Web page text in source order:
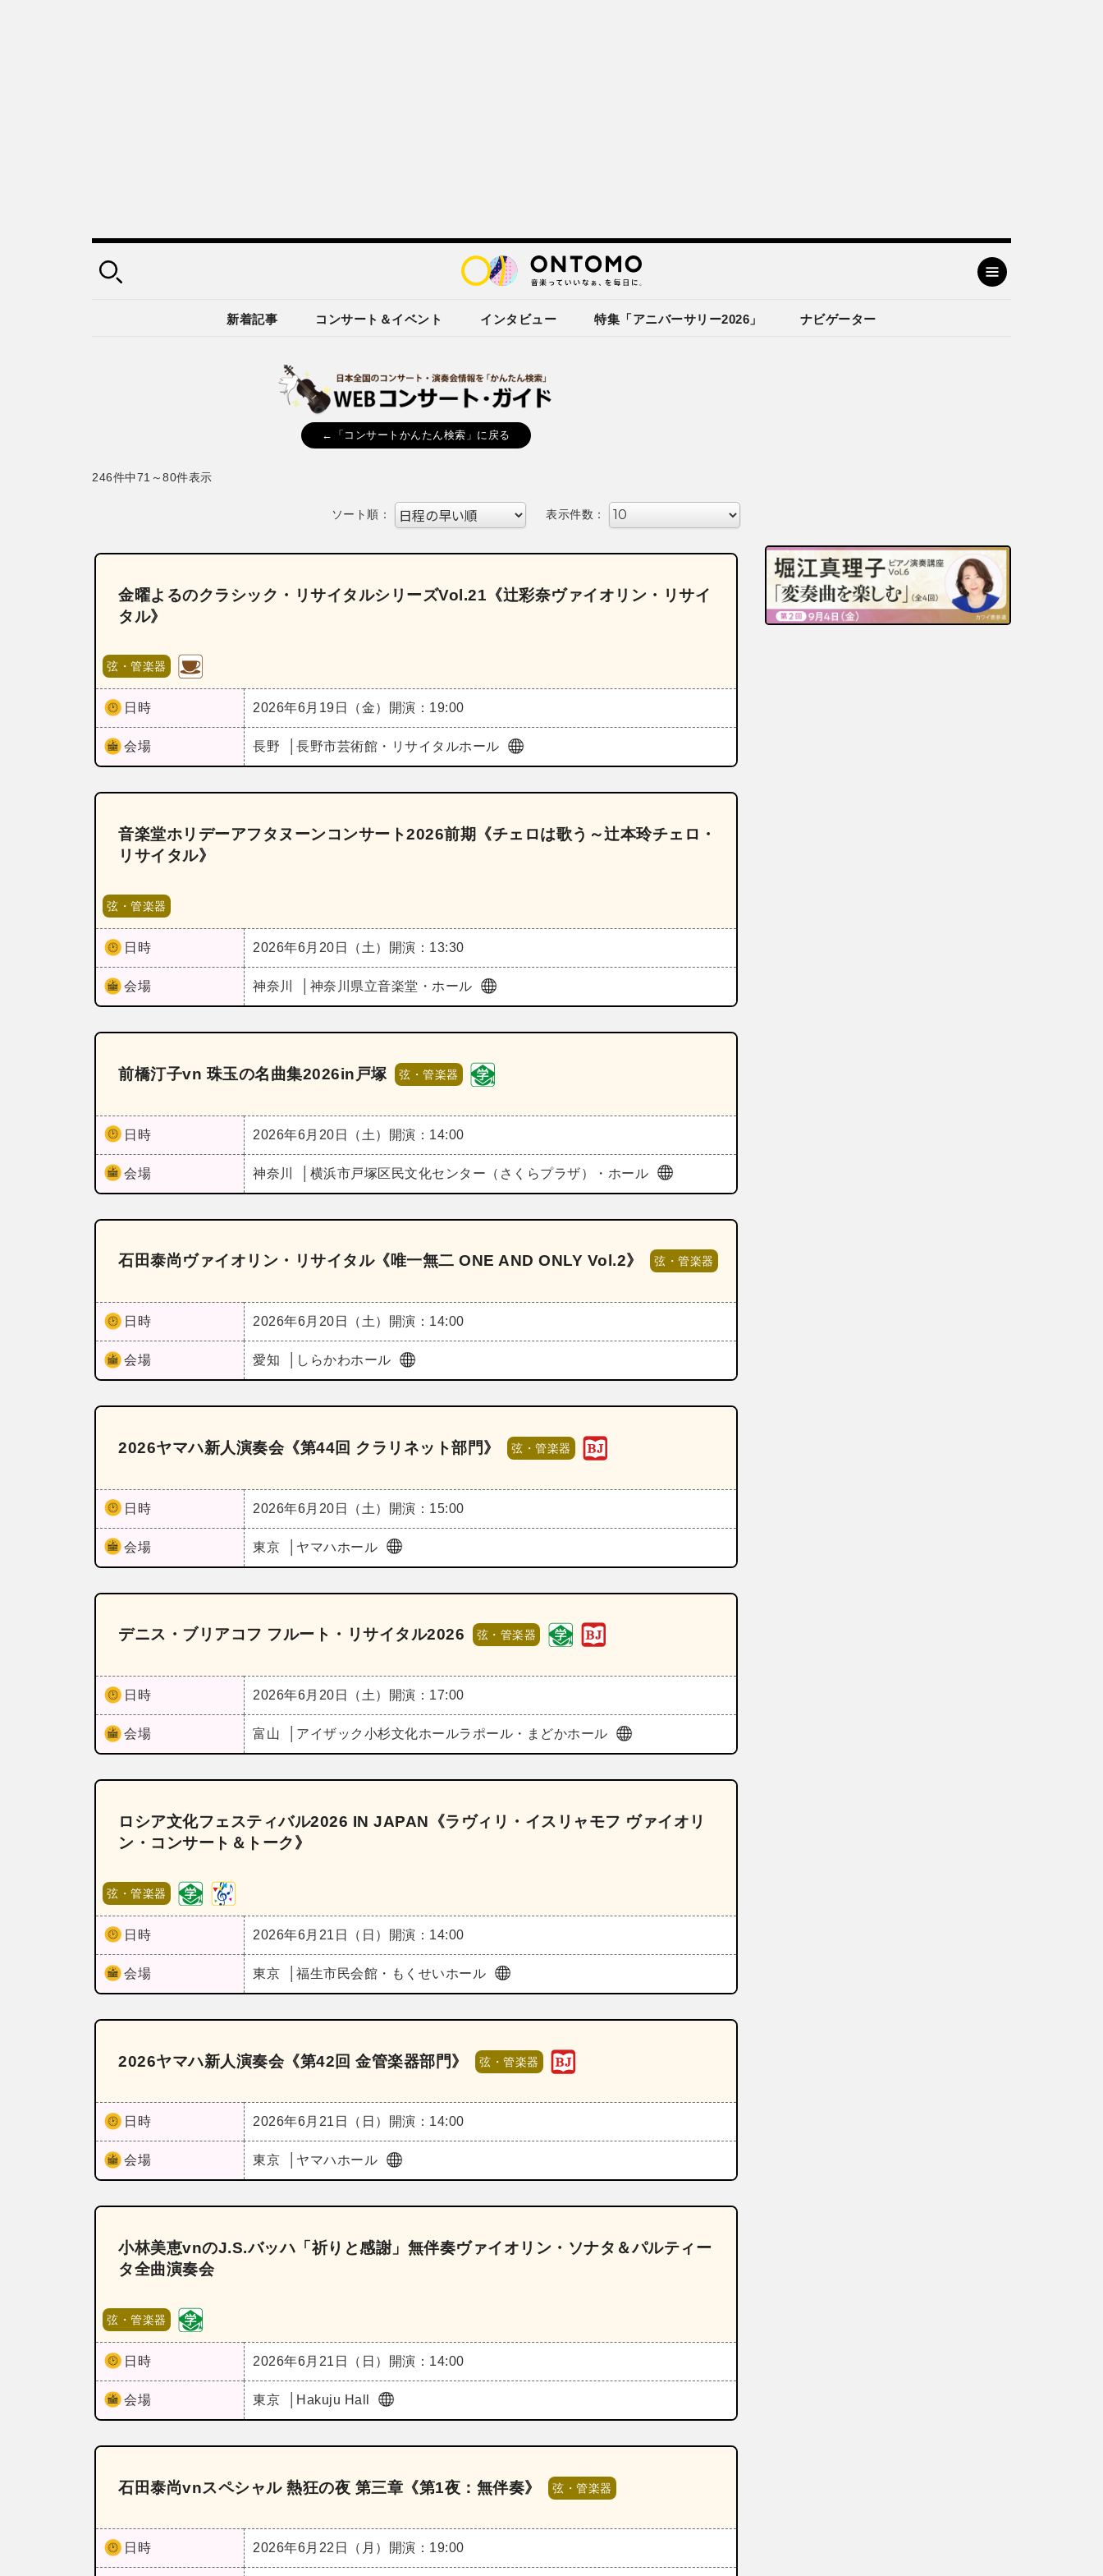
新着記事 コンサート＆イベント インタビュー 特集「アニバーサリー2026」 ナビゲーター
←「コンサートかんたん検索」に戻る
246件中71～80件表示
ソート順： 表示件数：
金曜よるのクラシック・リサイタルシリーズVol.21《辻彩奈ヴァイオリン・リサイ
タル》
弦・管楽器
日時 2026年6月19日（金） 開演：19:00
会場 長野 長野市芸術館・リサイタルホール
音楽堂ホリデーアフタヌーンコンサート2026前期《チェロは歌う～辻本玲チェロ・
リサイタル》
弦・管楽器
日時 2026年6月20日（土） 開演：13:30
会場 神奈川 神奈川県立音楽堂・ホール
前橋汀子vn 珠玉の名曲集2026in戸塚 弦・管楽器
日時 2026年6月20日（土） 開演：14:00
会場 神奈川 横浜市戸塚区民文化センター（さくらプラザ）・ホール
石田泰尚ヴァイオリン・リサイタル《唯一無二 ONE AND ONLY Vol.2》 弦・管楽器
日時 2026年6月20日（土） 開演：14:00
会場 愛知 しらかわホール
2026ヤマハ新人演奏会《第44回 クラリネット部門》 弦・管楽器
日時 2026年6月20日（土） 開演：15:00
会場 東京 ヤマハホール
デニス・ブリアコフ フルート・リサイタル2026 弦・管楽器
日時 2026年6月20日（土） 開演：17:00
会場 富山 アイザック小杉文化ホールラポール・まどかホール
ロシア文化フェスティバル2026 IN JAPAN《ラヴィリ・イスリャモフ ヴァイオリ
ン・コンサート＆トーク》
弦・管楽器
日時 2026年6月21日（日） 開演：14:00
会場 東京 福生市民会館・もくせいホール
2026ヤマハ新人演奏会《第42回 金管楽器部門》 弦・管楽器
日時 2026年6月21日（日） 開演：14:00
会場 東京 ヤマハホール
小林美恵vnのJ.S.バッハ「祈りと感謝」無伴奏ヴァイオリン・ソナタ＆パルティー
タ全曲演奏会
弦・管楽器
日時 2026年6月21日（日） 開演：14:00
会場 東京 Hakuju Hall
石田泰尚vnスペシャル 熱狂の夜 第三章《第1夜：無伴奏》 弦・管楽器
日時 2026年6月22日（月） 開演：19:00